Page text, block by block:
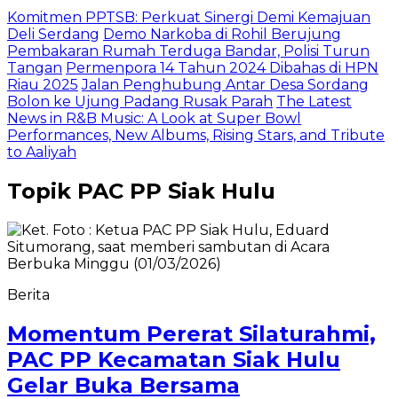
Komitmen PPTSB: Perkuat Sinergi Demi Kemajuan
Deli Serdang Demo Narkoba di Rohil Berujung
Pembakaran Rumah Terduga Bandar, Polisi Turun
Tangan Permenpora 14 Tahun 2024 Dibahas di HPN
Riau 2025 Jalan Penghubung Antar Desa Sordang
Bolon ke Ujung Padang Rusak Parah The Latest
News in R&B Music: A Look at Super Bowl
Performances, New Albums, Rising Stars, and Tribute
to Aaliyah
Topik PAC PP Siak Hulu
Berita
Momentum Pererat Silaturahmi,
PAC PP Kecamatan Siak Hulu
Gelar Buka Bersama